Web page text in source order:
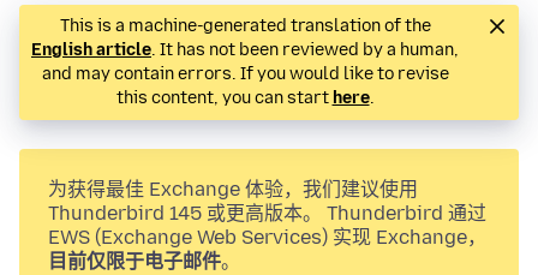
This is a machine-generated translation of the
English article. It has not been reviewed by a human,
and may contain errors. If you would like to revise
this content, you can start here.
为获得最佳 Exchange 体验，我们建议使用
Thunderbird 145 或更高版本。 Thunderbird 通过
EWS (Exchange Web Services) 实现 Exchange，
目前仅限于电子邮件。